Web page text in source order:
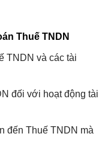
Thuế TNDN
TNDN và các tài
đối với hoạt động tài
đến Thuế TNDN mà